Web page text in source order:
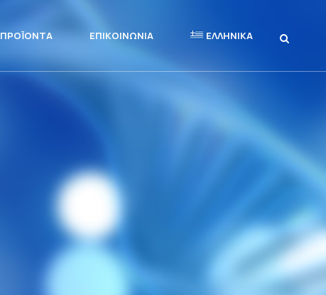
ΠΡΟΪΌΝΤΑ ΕΠΙΚΟΙΝΩΝΊΑ ΕΛΛΗΝΙΚΆ